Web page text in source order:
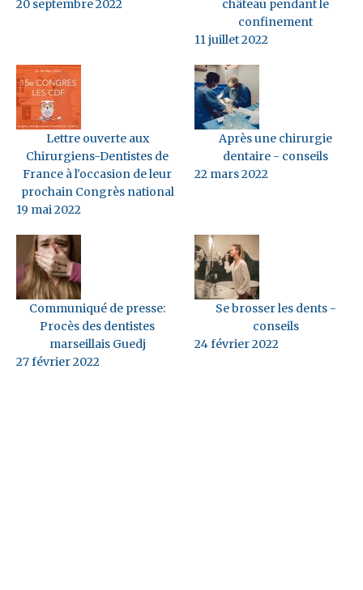
20 septembre 2022
château pendant le
confinement
11 juillet 2022
Lettre ouverte aux
Chirurgiens-Dentistes de
France à l'occasion de leur
prochain Congrès national
19 mai 2022
Après une chirurgie
dentaire - conseils
22 mars 2022
Communiqué de presse:
Procès des dentistes
marseillais Guedj
27 février 2022
Se brosser les dents -
conseils
24 février 2022